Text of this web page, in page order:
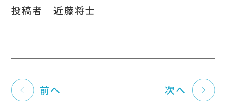
投稿者 近藤将士
前へ 次へ